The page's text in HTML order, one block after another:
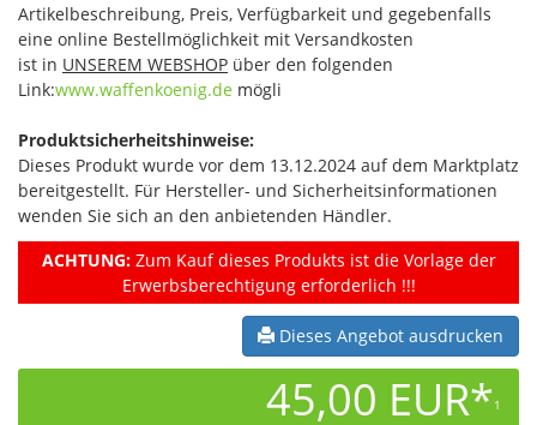
Artikelbeschreibung, Preis, Verfügbarkeit und gegebenfalls
eine online Bestellmöglichkeit mit Versandkosten
ist in UNSEREM WEBSHOP über den folgenden
Link:www.waffenkoenig.de mögli
Produktsicherheitshinweise:
Dieses Produkt wurde vor dem 13.12.2024 auf dem Marktplatz
bereitgestellt. Für Hersteller- und Sicherheitsinformationen
wenden Sie sich an den anbietenden Händler.
ACHTUNG:Zum Kauf dieses Produkts ist die Vorlage der
Erwerbsberechtigung erforderlich !!!
Dieses Angebot ausdrucken
45,00 EUR*1